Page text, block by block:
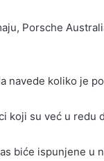
Porsche
navede koliko je
koji su već u redu
biće ispunjene u